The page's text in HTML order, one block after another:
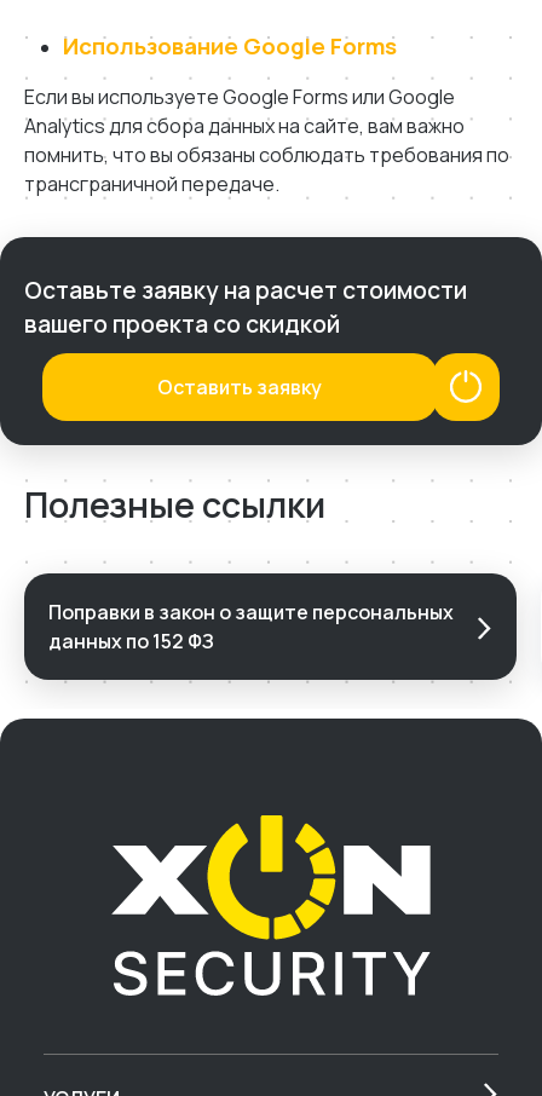
Использование Google Forms
Если вы используете Google Forms или Google
Analytics для сбора данных на сайте, вам важно
помнить, что вы обязаны соблюдать требования по
трансграничной передаче.
Оставьте заявку на расчет стоимости
вашего проекта со скидкой
Оставить заявку
Полезные ссылки
Поправки в закон о защите персональных
данных по 152 ФЗ